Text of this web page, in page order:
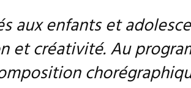
aux enfants et
et créativité. Au